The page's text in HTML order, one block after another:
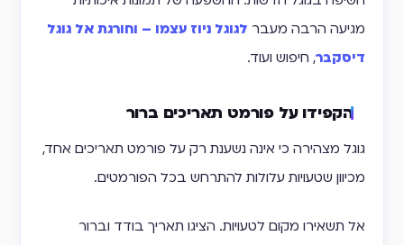
מגיעה הרבה מעבר לגוגל ניוז עצמו – וחורגת אל גוגל
דיסקבר, חיפוש ועוד.
הקפידו על פורמט תאריכים ברור
גוגל מצהירה כי אינה נשענת רק על פורמט תאריכים אחד,
מכיוון שטעויות עלולות להתרחש בכל הפורמטים.
אל תשאירו מקום לטעויות. הציגו תאריך בודד וברור